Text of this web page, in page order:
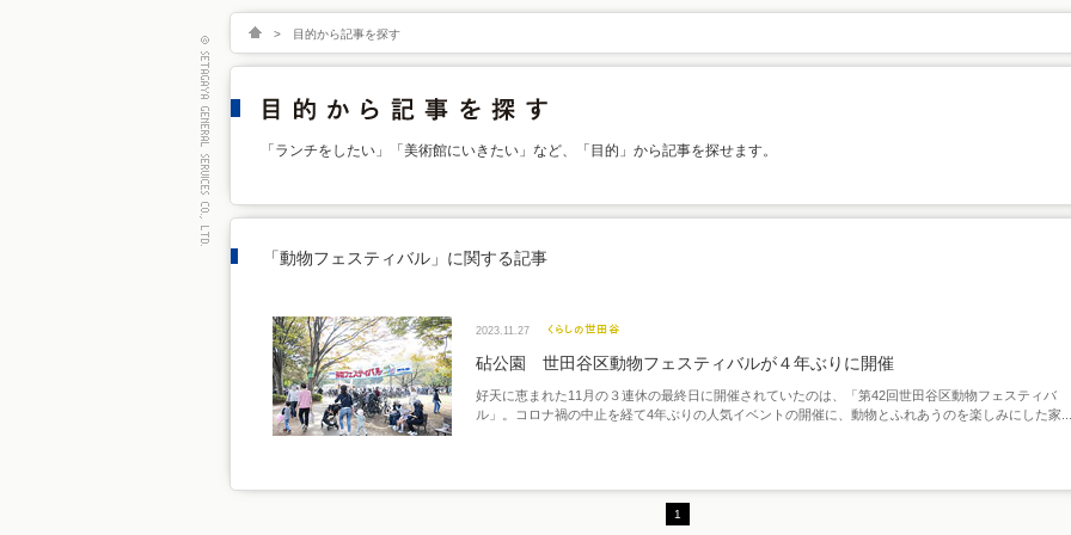
> 目的から記事を探す
「ランチをしたい」「美術館にいきたい」など、「目的」から記事を探せます。
「動物フェスティバル」に関する記事
2023.11.27
砧公園 世田谷区動物フェスティバルが４年ぶりに開催
好天に恵まれた11月の３連休の最終日に開催されていたのは、「第42回世田谷区動物フェスティバ
ル」。コロナ禍の中止を経て4年ぶりの人気イベントの開催に、動物とふれあうのを楽しみにした家...
1